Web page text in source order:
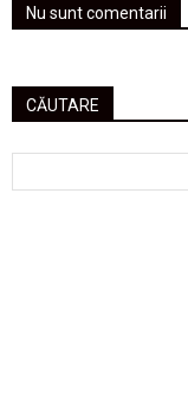
Nu sunt comentarii
CĂUTARE